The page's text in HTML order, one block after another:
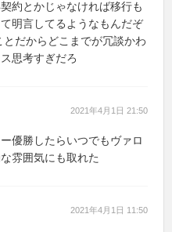
約とかじゃなければ移行も
明言してるようなもんだぞ
とだからどこまでが冗談かわ
思考すぎだろ
2021年4月1日 21:50
優勝したらいつでもヴァロ
雰囲気にも取れた
2021年4月1日 11:50